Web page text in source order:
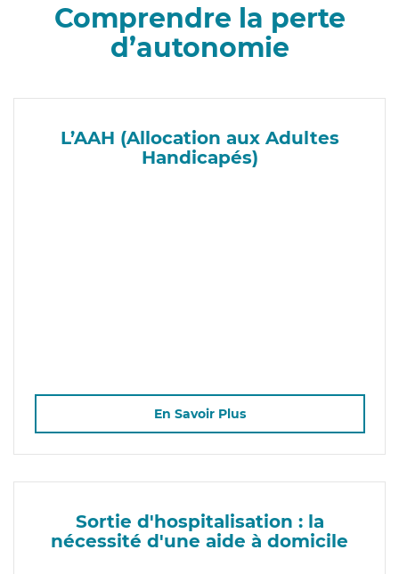
Comprendre la perte
d’autonomie
L’AAH (Allocation aux Adultes
Handicapés)
En Savoir Plus
Sortie d'hospitalisation : la
nécessité d'une aide à domicile